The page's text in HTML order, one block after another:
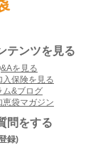
テンツを見る
を見る
入保険を見る
ム&ブログ
恵袋マガジン
問をする
録)